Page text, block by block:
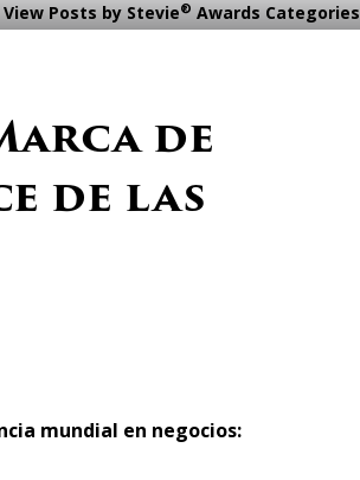
Posts by Stevie® Awards Categories
de
de las
mundial en negocios: